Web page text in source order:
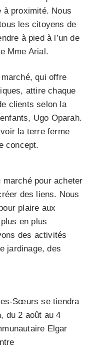
à proximité. Nous
les citoyens de
à pied à l’un de
Mme Arial.
qui offre
attire chaque
clients selon la
Ugo Oparah.
la terre ferme
concept.
pour acheter
des liens. Nous
plaire aux
en plus
des activités
jardinage, des
Sœurs se tiendra
du 2 août au 4
Elgar